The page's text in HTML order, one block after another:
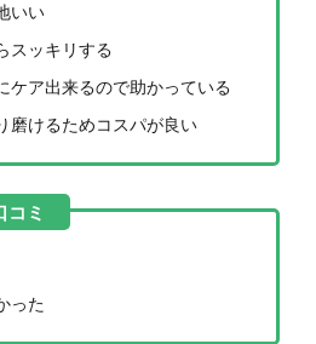
いい
スッキリする
ケア出来るので助かっている
磨けるためコスパが良い
った